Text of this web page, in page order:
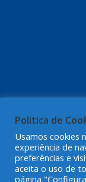
Politica de
Usamos cookies
experiência de
preferências e
aceita o uso de
página